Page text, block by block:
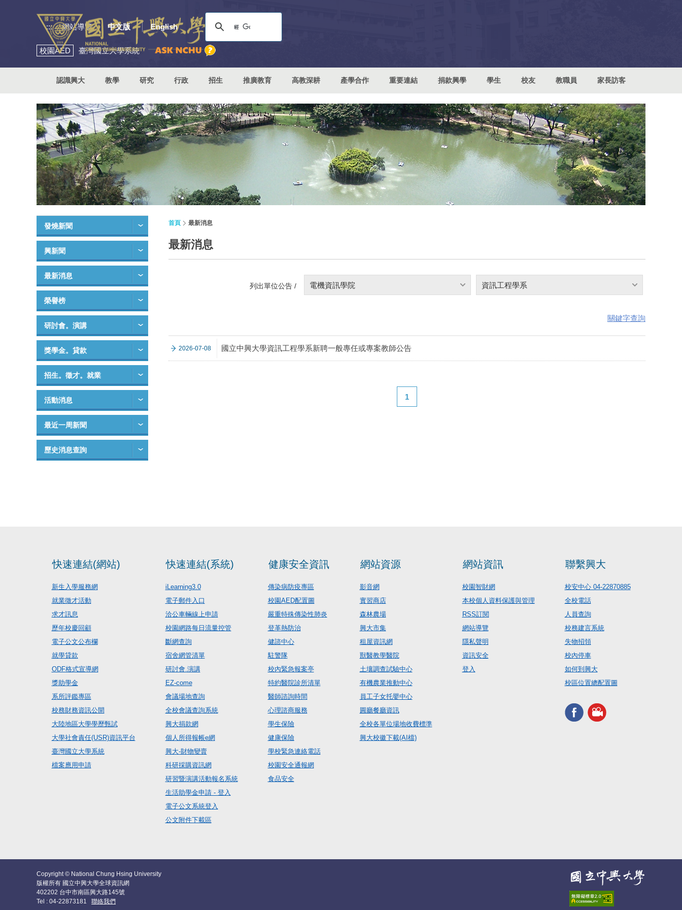
::: 網站導覽 中文版 English
校園AED 臺灣國立大學系統
認識興大 教學 研究 行政 招生 推廣教育 高教深耕 產學合作 重要連結 捐款興學 學生 校友 教職員 家長訪客
發燒新聞
興新聞
最新消息
榮譽榜
研討會。演講
獎學金。貸款
招生。徵才。就業
活動消息
最近一周新聞
歷史消息查詢
首頁 最新消息
最新消息
列出單位公告 / 電機資訊學院 資訊工程學系
關鍵字查詢
2026-07-08 國立中興大學資訊工程學系新聘一般專任或專案教師公告
1
快速連結(網站)
新生入學服務網
就業徵才活動
求才訊息
歷年校慶回顧
電子公文公布欄
就學貸款
ODF格式宣導網
獎助學金
系所評鑑專區
校務財務資訊公開
大陸地區大學學歷甄試
大學社會責任(USR)資訊平台
臺灣國立大學系統
檔案應用申請
快速連結(系統)
iLearning3.0
電子郵件入口
洽公車輛線上申請
校園網路每日流量控管
斷網查詢
宿舍網管清單
研討會.演講
EZ-come
會議場地查詢
全校會議查詢系統
興大捐款網
個人所得報帳e網
興大-財物變賣
科研採購資訊網
研習暨演講活動報名系統
生活助學金申請 - 登入
電子公文系統登入
公文附件下載區
健康安全資訊
傳染病防疫專區
校園AED配置圖
嚴重特殊傳染性肺炎
登革熱防治
健諮中心
駐警隊
校內緊急報案亭
特約醫院診所清單
醫師諮詢時間
心理諮商服務
學生保險
健康保險
學校緊急連絡電話
校園安全通報網
食品安全
網站資源
影音網
實習商店
森林農場
興大市集
租屋資訊網
獸醫教學醫院
土壤調查試驗中心
有機農業推動中心
員工子女托嬰中心
圓廳餐廳資訊
全校各單位場地收費標準
興大校徽下載(AI檔)
網站資訊
校園智財網
本校個人資料保護與管理
RSS訂閱
網站導覽
隱私聲明
資訊安全
登入
聯繫興大
校安中心 04-22870885
全校電話
人員查詢
校務建言系統
失物招領
校內停車
如何到興大
校區位置總配置圖
Copyright © National Chung Hsing University
版權所有 國立中興大學全球資訊網
402202 台中市南區興大路145號
Tel : 04-22873181 聯絡我們